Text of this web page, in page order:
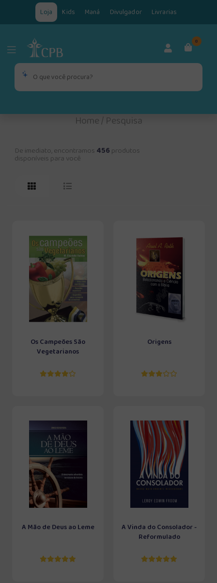
Loja Kids Maná Divulgador Livrarias
0
Home/Pesquisa
De imediato, encontramos 456 produtos
disponíveis para você
Os Campeões São
Vegetarianos
Origens
A Mão de Deus ao Leme
A Vinda do Consolador -
Reformulado